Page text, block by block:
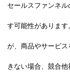
セールスファンネ
す可能性がありま
が、商品やサービ
きない場合、競合